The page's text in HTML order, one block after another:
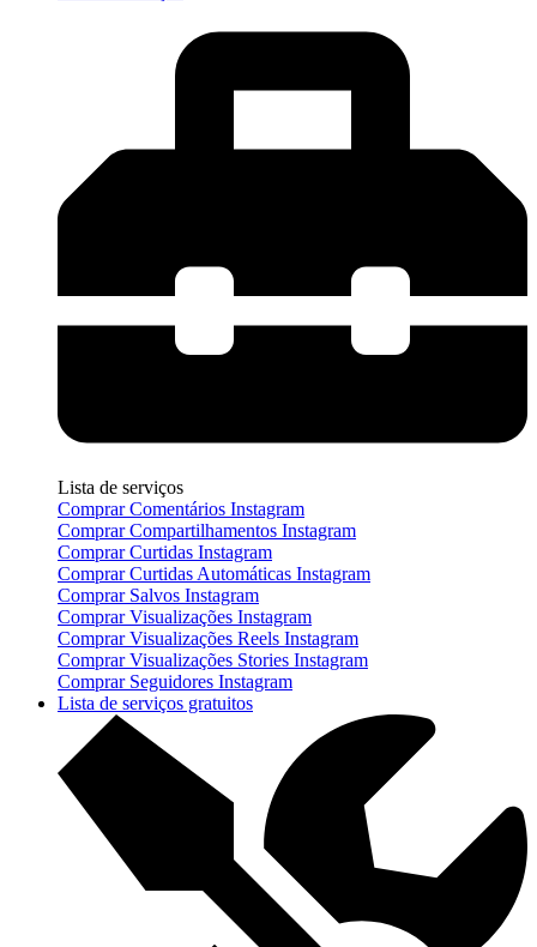
Lista de serviços
Comprar Comentários Instagram
Comprar Compartilhamentos Instagram
Comprar Curtidas Instagram
Comprar Curtidas Automáticas Instagram
Comprar Salvos Instagram
Comprar Visualizações Instagram
Comprar Visualizações Reels Instagram
Comprar Visualizações Stories Instagram
Comprar Seguidores Instagram
Lista de serviços gratuitos